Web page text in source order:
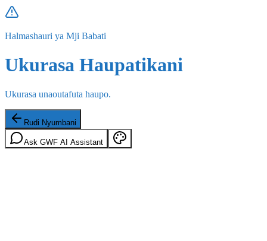
Halmashauri ya Mji Babati
Ukurasa Haupatikani
Ukurasa unaoutafuta haupo.
Rudi Nyumbani
Ask GWF AI Assistant